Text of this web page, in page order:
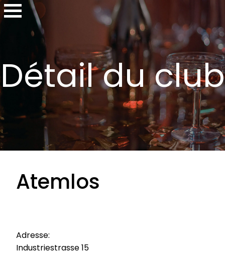
Détail du club
Atemlos
Adresse:
Industriestrasse 15